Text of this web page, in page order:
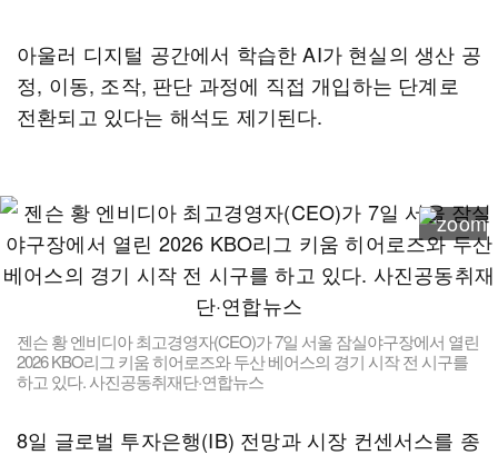
아울러 디지털 공간에서 학습한 AI가 현실의 생산 공
정, 이동, 조작, 판단 과정에 직접 개입하는 단계로
전환되고 있다는 해석도 제기된다.
젠슨 황 엔비디아 최고경영자(CEO)가 7일 서울 잠실야구장에서 열린
2026 KBO리그 키움 히어로즈와 두산 베어스의 경기 시작 전 시구를
하고 있다. 사진공동취재단·연합뉴스
8일 글로벌 투자은행(IB) 전망과 시장 컨센서스를 종